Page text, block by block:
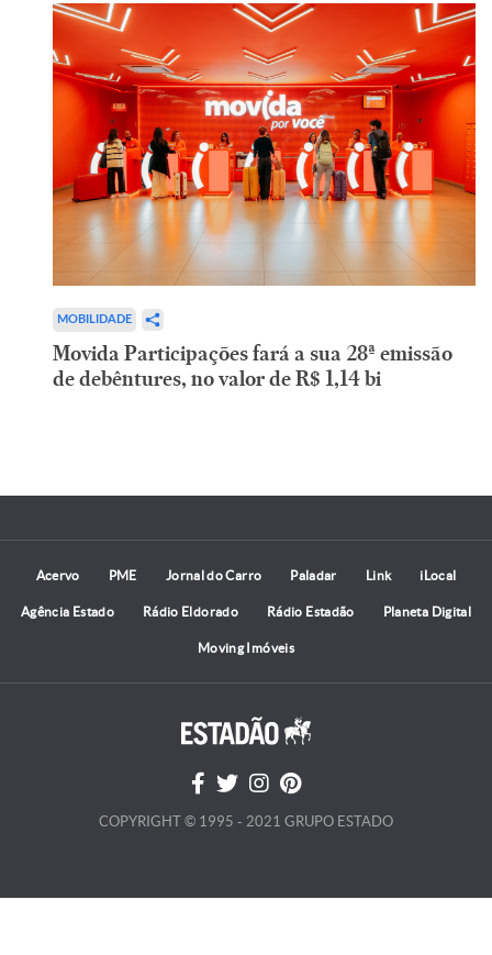
MOBILIDADE
Movida Participações fará a sua 28ª emissão
de debêntures, no valor de R$ 1,14 bi
Acervo PME Jornal do Carro Paladar Link iLocal
Agência Estado Rádio Eldorado Rádio Estadão Planeta Digital
Moving Imóveis
COPYRIGHT © 1995 - 2021 GRUPO ESTADO